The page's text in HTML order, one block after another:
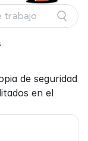
de seguridad
en el
trabajo